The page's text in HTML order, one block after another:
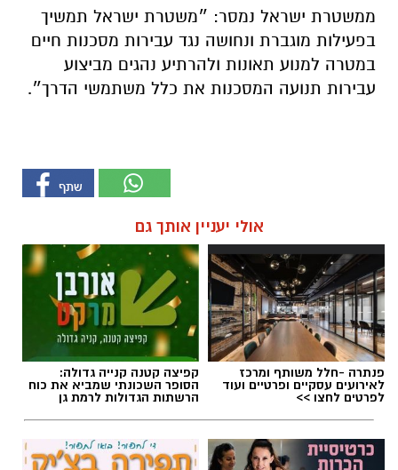
פנתרה -חלל משותף ומרכז
לאירועים עסקיים ופרטיים ועוד
לפרטים לחצו >>
קפיצה קטנה קנייה גדולה:
הסופר השכונתי שמביא את כוח
הרשתות הגדולות לרמת גן